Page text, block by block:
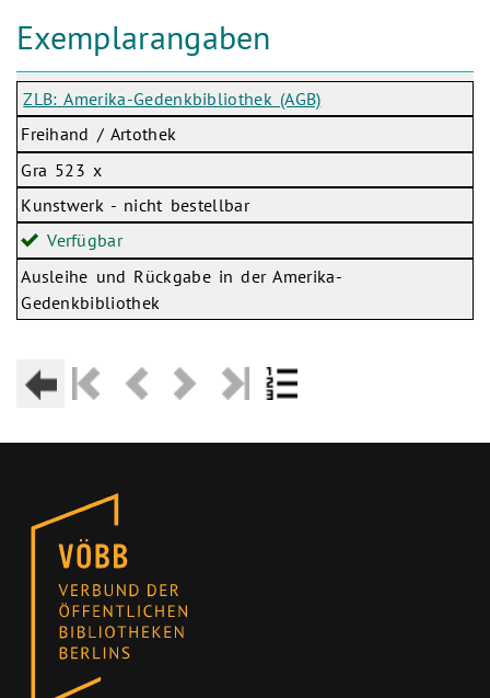
Exemplarangaben
ZLB: Amerika-Gedenkbibliothek (AGB)
Freihand / Artothek
Gra 523 x
Kunstwerk - nicht bestellbar
Verfügbar
Ausleihe und Rückgabe in der Amerika-
Gedenkbibliothek